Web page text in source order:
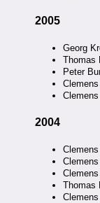
2005
Georg
Thomas
Peter
2004
Thomas